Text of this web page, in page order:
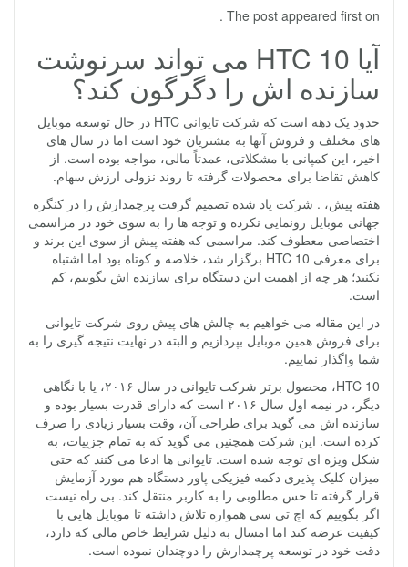
The post appeared first on .
آیا HTC 10 می تواند سرنوشت
سازنده اش را دگرگون کند؟
حدود یک دهه است که شرکت تایوانی HTC در حال توسعه موبایل
های مختلف و فروش آنها به مشتریان خود است اما در سال های
اخیر، این کمپانی با مشکلاتی، عمدتاً مالی، مواجه بوده است. از
کاهش تقاضا برای محصولات گرفته تا روند نزولی ارزش سهام.
هفته پیش، . شرکت یاد شده تصمیم گرفت پرچمدارش را در کنگره
جهانی موبایل رونمایی نکرده و توجه ها را به سوی خود در مراسمی
اختصاصی معطوف کند. مراسمی که هفته پیش از سوی این برند و
برای معرفی HTC 10 برگزار شد، خلاصه و کوتاه بود اما اشتباه
نکنید؛ هر چه از اهمیت این دستگاه برای سازنده اش بگوییم، کم
است.
در این مقاله می خواهیم به چالش های پیش روی شرکت تایوانی
برای فروش همین موبایل بپردازیم و البته در نهایت نتیجه گیری را به
شما واگذار نماییم.
HTC 10، محصول برتر شرکت تایوانی در سال ۲۰۱۶، یا با نگاهی
دیگر، در نیمه اول سال ۲۰۱۶ است که دارای قدرت بسیار بوده و
سازنده اش می گوید برای طراحی آن، وقت بسیار زیادی را صرف
کرده است. این شرکت همچنین می گوید که به تمام جزییات، به
شکل ویژه ای توجه شده است. تایوانی ها ادعا می کنند که حتی
میزان کلیک پذیری دکمه فیزیکی پاور دستگاه هم مورد آزمایش
قرار گرفته تا حس مطلوبی را به کاربر منتقل کند. بی راه نیست
اگر بگوییم که اچ تی سی همواره تلاش داشته تا موبایل هایی با
کیفیت عرضه کند اما امسال به دلیل شرایط خاص مالی که دارد،
دقت خود در توسعه پرچمدارش را دوچندان نموده است.